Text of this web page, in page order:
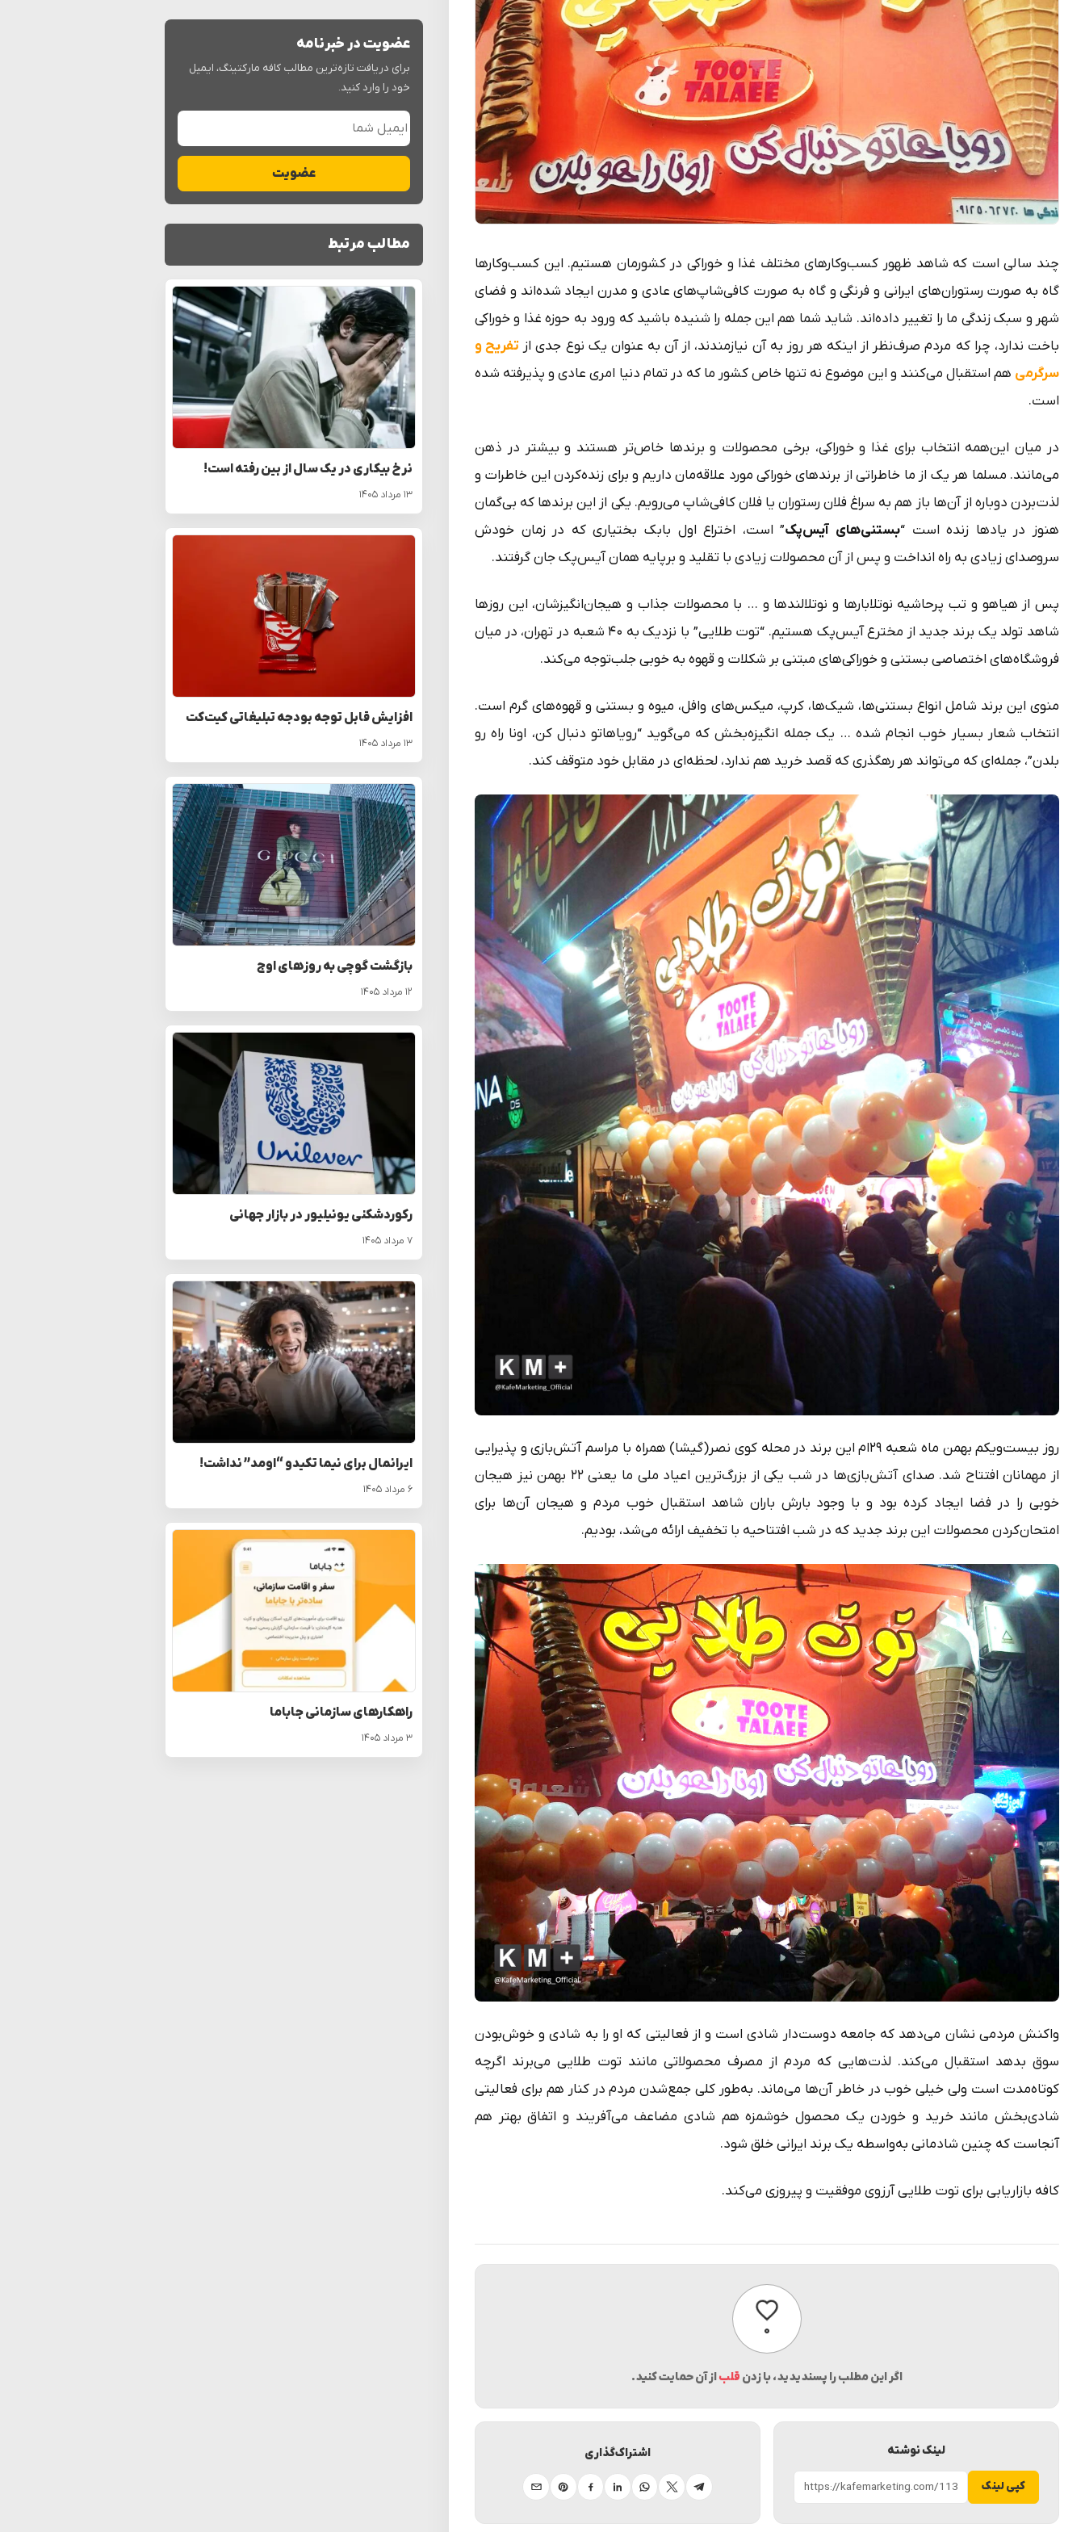
چند سالی است که شاهد ظهور کسب‌وکارهای مختلف غذا و خوراکی در کشورمان هستیم. این کسب‌وکارها
گاه به صورت رستوران‌های ایرانی و فرنگی و گاه به صورت کافی‌شاپ‌های عادی و مدرن ایجاد شده‌اند و فضای
شهر و سبک زندگی ما را تغییر داده‌اند. شاید شما هم این جمله را شنیده باشید که ورود به حوزه غذا و خوراکی
باخت ندارد، چرا که مردم صرف‌نظر از اینکه هر روز به آن نیازمندند، از آن به عنوان یک نوع جدی از تفریح و
سرگرمی هم استقبال می‌‌کنند و این موضوع نه تنها خاص کشور ما که در تمام دنیا امری عادی و پذیرفته شده
است.
در میان این‌همه انتخاب برای غذا و خوراکی، برخی محصولات و برندها خاص‌تر هستند و بیشتر در ذهن‌
می‌مانند. مسلما هر یک از ما خاطراتی از برندهای خوراکی مورد علاقه‌مان داریم و برای زنده‌کردن این خاطرات و
لذت‌بردن دوباره از آن‌ها باز هم به سراغ فلان رستوران یا فلان کافی‌شاپ می‌رویم. یکی از این برندها که بی‌گمان
هنوز در یادها زنده است “بستنی‌های آیس‌پک” است، اختراع اول بابک بختیاری که در زمان خودش
سروصدای زیادی به راه انداخت و پس از آن محصولات زیادی با تقلید و برپایه همان آیس‌پک جان گرفتند.
پس از هیاهو و تب پرحاشیه نوتلابارها و نوتلالندها و … با محصولات جذاب و هیجان‌انگیزشان، این روزها
شاهد تولد یک برند جدید از مخترع آیس‌پک هستیم. “توت طلایی” با نزدیک به ۴۰ شعبه در تهران، در میان
فروشگاه‌های اختصاصی بستنی و خوراکی‌های مبتنی بر شکلات و قهوه به خوبی جلب‌توجه می‌کند.
منوی این برند شامل انواع بستنی‌ها، شیک‌ها، کرپ، میکس‌های وافل، میوه و بستنی و قهوه‌های گرم است.
انتخاب شعار بسیار خوب انجام شده … یک جمله انگیزه‌بخش که می‌گوید “رویاهاتو دنبال کن، اونا راه رو
بلدن”، جمله‌ای که می‌تواند هر رهگذری که قصد خرید هم ندارد، لحظه‌ای در مقابل خود متوقف کند.
روز بیست‌ویکم بهمن ماه شعبه ۲۹ام این برند در محله کوی نصر(گیشا) همراه با مراسم آتش‌بازی و پذیرایی
از مهمانان افتتاح شد. صدای آتش‌بازی‌ها در شب یکی از بزرگ‌ترین اعیاد ملی ما یعنی ۲۲ بهمن نیز هیجان
خوبی را در فضا ایجاد کرده بود و با وجود بارش باران شاهد استقبال خوب مردم و هیجان آن‌ها برای
امتحان‌کردن محصولات این برند جدید که در شب افتتاحیه با تخفیف ارائه می‌شد، بودیم.
واکنش مردمی نشان می‌‌دهد که جامعه دوست‌دار شادی است و از فعالیتی که او را به شادی و خوش‌بودن
سوق بدهد استقبال می‌کند. لذت‎‌هایی که مردم از مصرف محصولاتی مانند توت طلایی می‌برند اگرچه
کوتاه‌مدت است ولی خیلی خوب در خاطر آن‌ها می‌ماند. به‌طور کلی جمع‌شدن مردم در کنار هم برای فعالیتی
شادی‌بخش مانند خرید و خوردن یک محصول خوشمزه هم شادی مضاعف می‌آفریند و اتفاق بهتر هم
آنجاست که چنین شادمانی به‌واسطه یک برند ایرانی خلق شود.
کافه بازاریابی برای توت طلایی آرزوی موفقیت و پیروزی می‌کند.
۰پسندیدن
اگر این مطلب را پسندیدید، با زدن قلباز آن حمایت کنید.
لینک نوشته
کپی لینک
اشتراک‌گذاری
تلگرام ایکسواتساپلینکدینفیسبوکپینترستایمیل
عضویت در خبرنامه
برای دریافت تازه‌ترین مطالب کافه مارکتینگ، ایمیل
خود را وارد کنید.
عضویت
مطالب مرتبط
نرخ بیکاری در یک سال از بین رفته است!
۱۳ مرداد ۱۴۰۵
افزایش قابل توجه بودجه تبلیغاتی کیت‌کت
۱۳ مرداد ۱۴۰۵
بازگشت گوچی به روزهای اوج
۱۲ مرداد ۱۴۰۵
رکوردشکنی یونیلیور در بازار جهانی
۷ مرداد ۱۴۰۵
ایرانمال برای نیما تکیدو “اومد” نداشت!
۶ مرداد ۱۴۰۵
راهکارهای سازمانی جاباما
۳ مرداد ۱۴۰۵